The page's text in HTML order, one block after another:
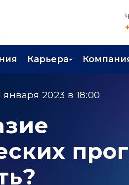
Карьера
Трудоустройство
января 2023 в 18:00